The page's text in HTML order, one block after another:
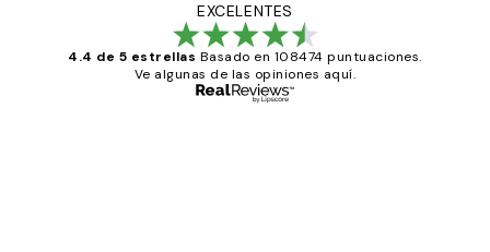
EXCELENTES
4.4 de 5 estrellas Basado en 108474 puntuaciones.
Ve algunas de las opiniones aquí.